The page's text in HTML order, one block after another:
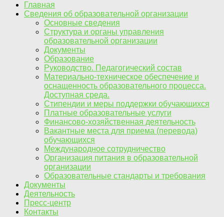
Главная
Сведения об образовательной организации
Основные сведения
Структура и органы управления
образовательной организации
Документы
Образование
Руководство. Педагогический состав
Материально-техническое обеспечение и
оснащенность образовательного процесса.
Доступная среда.
Стипендии и меры поддержки обучающихся
Платные образовательные услуги
Финансово-хозяйственная деятельность
Вакантные места для приема (перевода)
обучающихся
Международное сотрудничество
Организация питания в образовательной
организации
Образовательные стандарты и требования
Документы
Деятельность
Пресс-центр
Контакты